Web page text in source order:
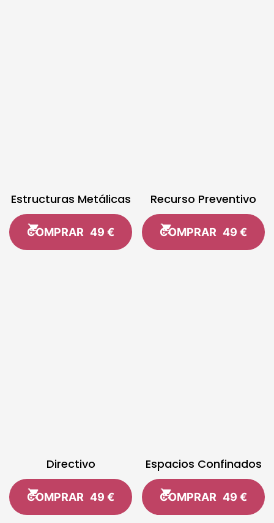
Estructuras Metálicas
COMPRAR 49 €
Recurso Preventivo
COMPRAR 49 €
Directivo
COMPRAR 49 €
Espacios Confinados
COMPRAR 49 €